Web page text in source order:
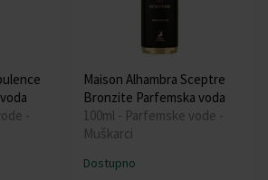
-
Maison Alhambra Sceptre
Bronzite Parfemska voda
100ml - Parfemske vode -
Muškarci
Dostupno